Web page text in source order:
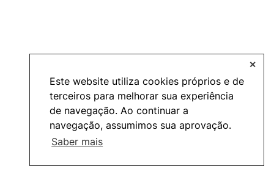
Este website utiliza cookies próprios e de
terceiros para melhorar sua experiência
de navegação. Ao continuar a
navegação, assumimos sua aprovação.
Saber mais
✕